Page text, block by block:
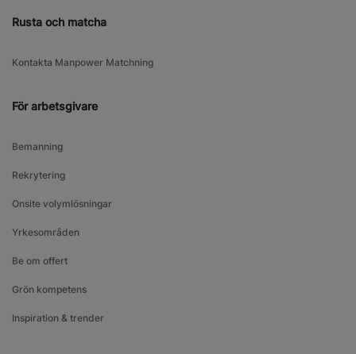
Rusta och matcha
Kontakta Manpower Matchning
För arbetsgivare
Bemanning
Rekrytering
Onsite volymlösningar
Yrkesområden
Be om offert
Grön kompetens
Inspiration & trender